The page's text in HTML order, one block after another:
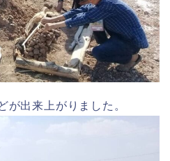
が出来上がりました。